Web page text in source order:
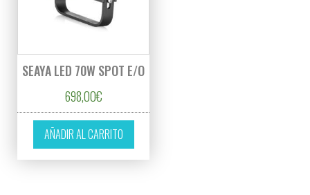
SEAYA LED 70W SPOT E/O
698,00€
AÑADIR AL CARRITO